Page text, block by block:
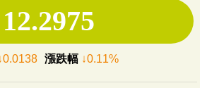
12.2975
漲跌幅↓0.11%